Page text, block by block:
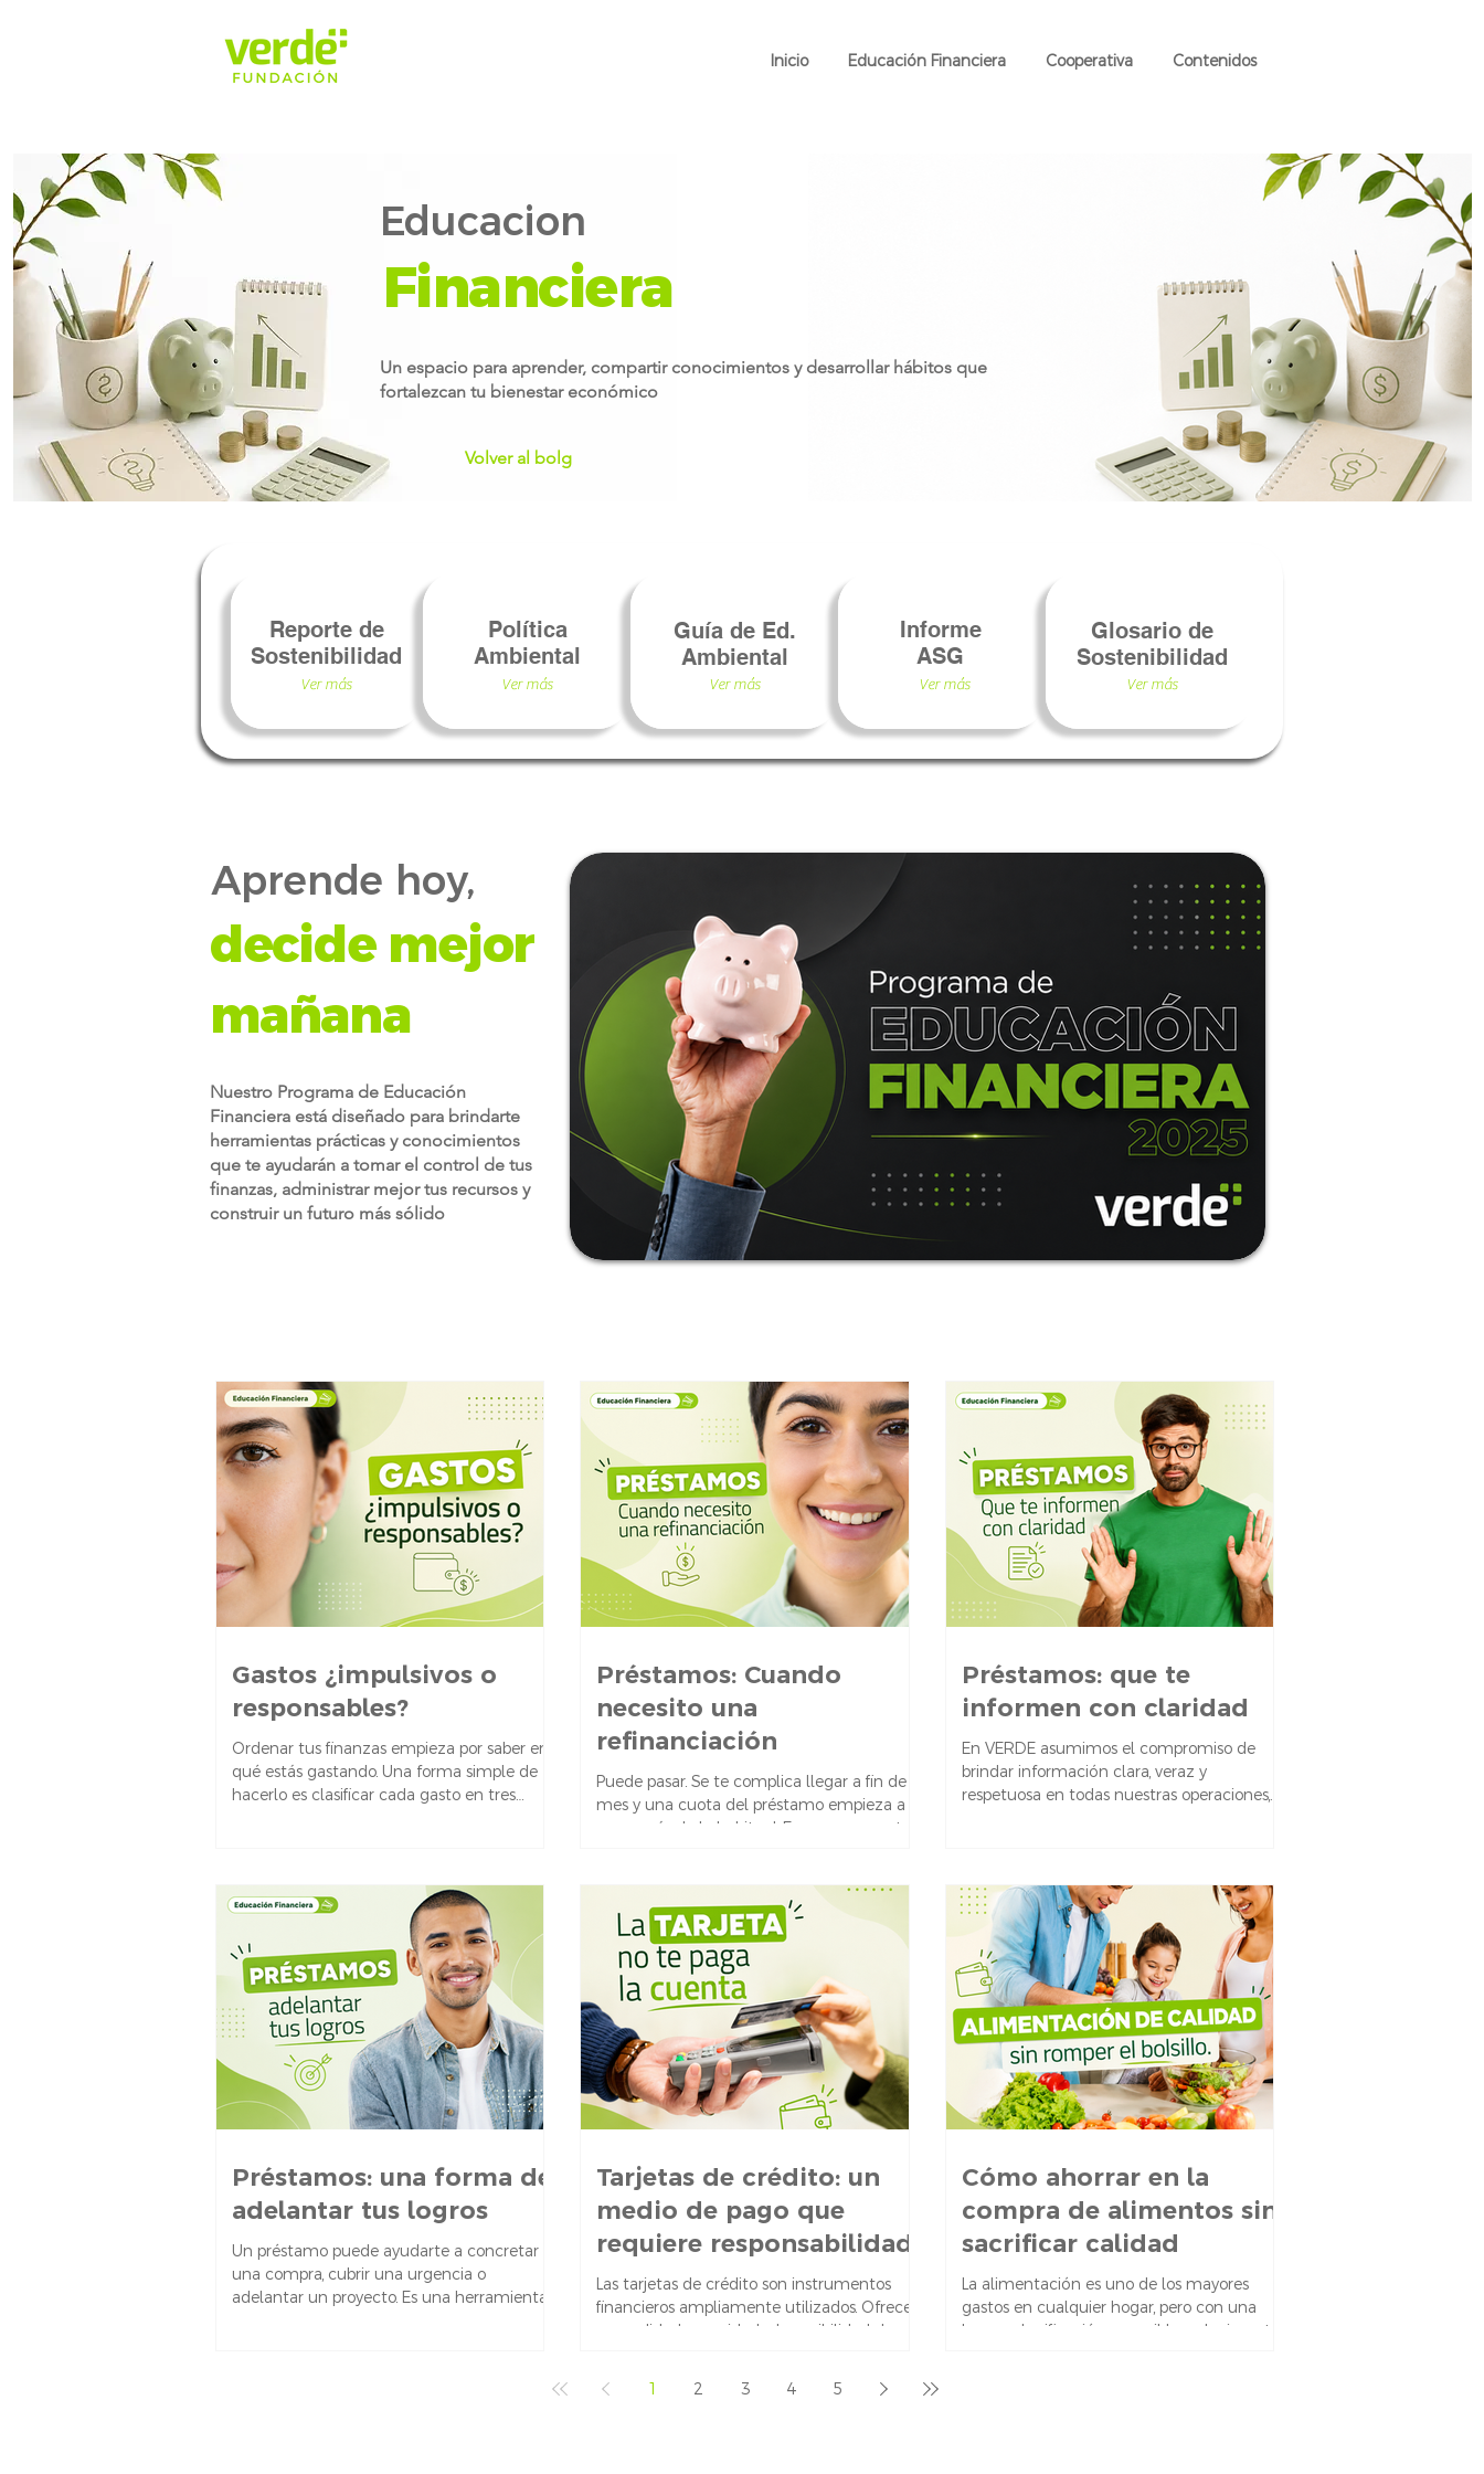
Inicio Educación Financiera Cooperativa Contenidos
Educacion
Financiera
Un espacio para aprender, compartir conocimientos y desarrollar hábitos que
fortalezcan tu bienestar económico
Volver al bolg
Reporte de
Sostenibilidad
Ver más
Política
Ambiental
Ver más
Guía de Ed.
Ambiental
Ver más
Informe
ASG
Ver más
Glosario de
Sostenibilidad
Ver más
Aprende hoy,
decide mejor
mañana
Nuestro Programa de Educación
Financiera está diseñado para brindarte
herramientas prácticas y conocimientos
que te ayudarán a tomar el control de tus
finanzas, administrar mejor tus recursos y
construir un futuro más sólido
Gastos ¿impulsivos o
responsables?
Ordenar tus finanzas empieza por saber en
qué estás gastando. Una forma simple de
hacerlo es clasificar cada gasto en tres
secundarias: Gastos importantes, pero
variables según tu estilo de vida: transporte,
educación, conectividad. Gustos y deseos:
Todo lo que disfrutás, pero no necesitás: una
compra por impulso, un delivery, una salida
extra. Tener claras esta
Préstamos: Cuando
necesito una
refinanciación
Puede pasar. Se te complica llegar a fin de
mes y una cuota del préstamo empieza a
pesar más de lo habitual. En ese momento,
así, el primer paso es comunicarte con la
entidad financiera que te otorgó el
préstamo. Muchas veces, hay posibilidades
de refinanciar o reordenar los pagos, sobre
todo si aún no entraste en mora o si el
atraso es reciente. En VERDE, ofrecemos
alternativas simples y
Préstamos: que te
informen con claridad
En VERDE asumimos el compromiso de
brindar información clara, veraz y
respetuosa en todas nuestras operaciones,
total a pagar. Las tasas de interés y otros
cargos aplicables. Las condiciones en caso
de atraso o dificultades de pago. Nuestra
prioridad es que las decisiones financieras se
tomen de forma informada y responsable.
Por eso, evitamos prácticas confusa
Préstamos: una forma de
adelantar tus logros
Un préstamo puede ayudarte a concretar
una compra, cubrir una urgencia o
adelantar un proyecto. Es una herramienta
Tarjetas de crédito: un
medio de pago que
requiere responsabilidad
Las tarjetas de crédito son instrumentos
financieros ampliamente utilizados. Ofrecen
comodidad, seguridad y la posibilidad de
embargo, también representan una forma
Cómo ahorrar en la
compra de alimentos sin
sacrificar calidad
La alimentación es uno de los mayores
gastos en cualquier hogar, pero con una
buena planificación es posible reducir costos
1 2 3 4 5